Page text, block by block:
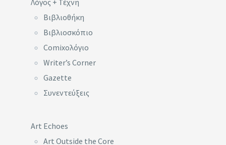
Λόγος + Τέχνη
Βιβλιοθήκη
Βιβλιοσκόπιο
Comixoλόγιο
Writer’s Corner
Gazette
Συνεντεύξεις
Art Echoes
Art Outside the Core